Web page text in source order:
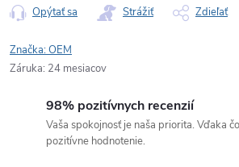
Opýtať sa Strážiť Zdieľať
Značka:OEM
Záruka: 24 mesiacov
98% pozitívnych recenzií
Vaša spokojnosť je naša priorita. Vďaka
pozitívne hodnotenie.